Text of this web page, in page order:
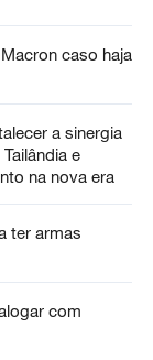
caso haja
a sinergia
e
na nova era
ter armas
com